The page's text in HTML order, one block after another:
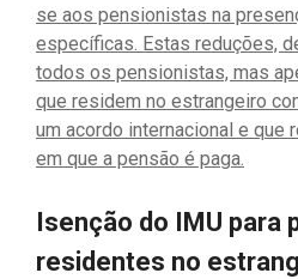
se aos pensionistas na
específicas. Estas reduções,
todos os pensionistas, mas
que residem no estrangeiro
um acordo internacional e que
em que a pensão é paga.
Isenção do IMU para
residentes no